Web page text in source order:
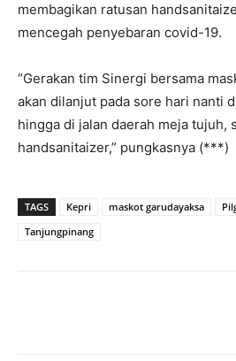
membagikan ratusan
mencegah penyebaran covid-19.
“Gerakan tim Sinergi bersama
akan dilanjut pada sore hari nanti
hingga di jalan daerah meja tujuh,
handsanitaizer,” pungkasnya (***)
TAGS Kepri maskot garudayaksa
Tanjungpinang